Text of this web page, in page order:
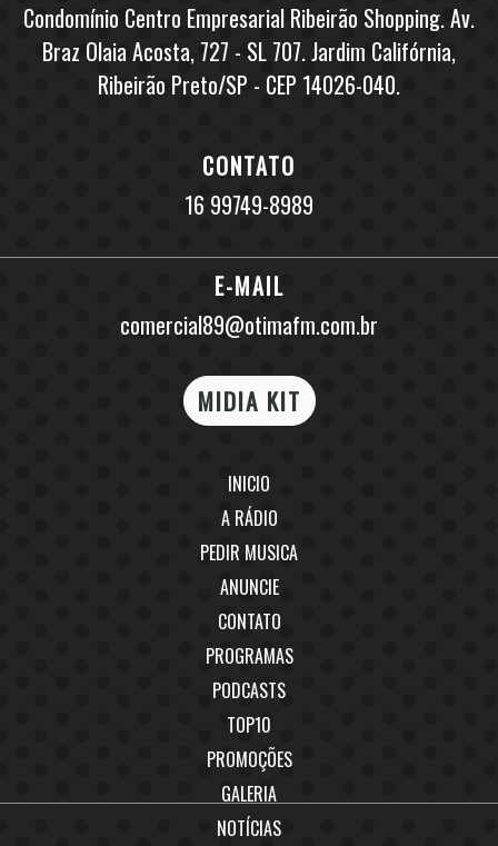
Condomínio Centro Empresarial Ribeirão Shopping. Av.
Braz Olaia Acosta, 727 - SL 707. Jardim Califórnia,
Ribeirão Preto/SP - CEP 14026-040.
CONTATO
16 99749-8989
E-MAIL
comercial89@otimafm.com.br
MIDIA KIT
INICIO
A RÁDIO
PEDIR MUSICA
ANUNCIE
CONTATO
PROGRAMAS
PODCASTS
TOP10
PROMOÇÕES
GALERIA
NOTÍCIAS